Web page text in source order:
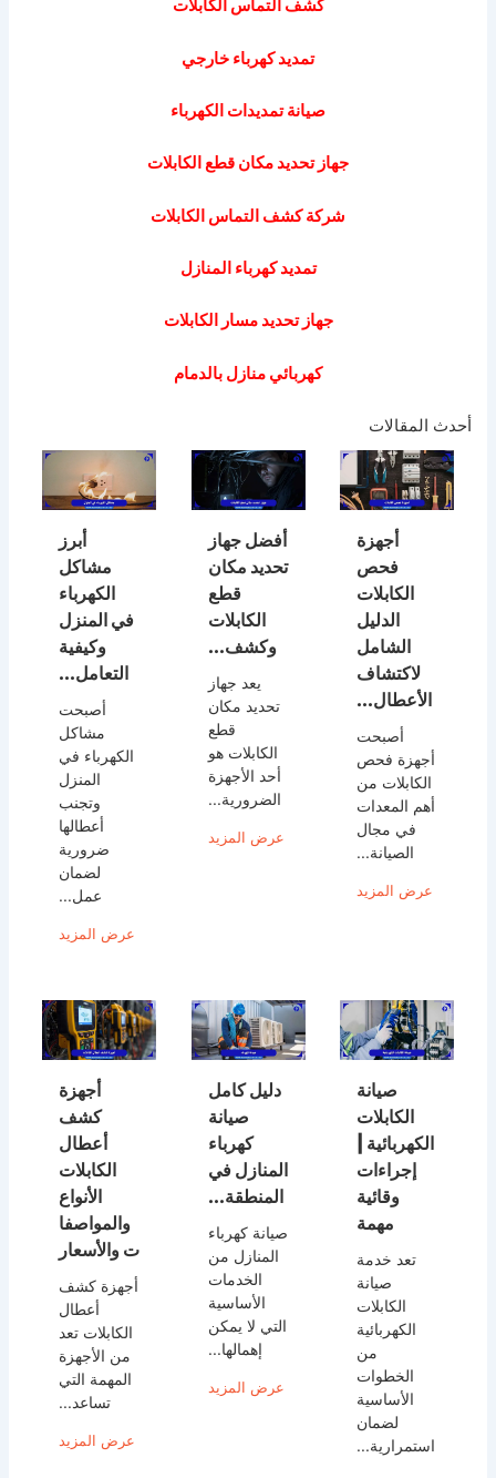
كشف التماس الكابلات
تمديد كهرباء خارجي
صيانة تمديدات الكهرباء
جهاز تحديد مكان قطع الكابلات
شركة كشف التماس الكابلات
تمديد كهرباء المنازل
جهاز تحديد مسار الكابلات
كهربائي منازل بالدمام
أحدث المقالات
أجهزة
فحص
الكابلات
الدليل
الشامل
لاكتشاف
الأعطال...
أصبحت
أجهزة فحص
الكابلات من
أهم المعدات
في مجال
الصيانة...
عرض المزيد
أفضل جهاز
تحديد مكان
قطع
الكابلات
وكشف...
يعد جهاز
تحديد مكان
قطع
الكابلات هو
أحد الأجهزة
الضرورية...
عرض المزيد
أبرز
مشاكل
الكهرباء
في المنزل
وكيفية
التعامل...
أصبحت
مشاكل
الكهرباء في
المنزل
وتجنب
أعطالها
ضرورية
لضمان
عمل...
عرض المزيد
صيانة
الكابلات
الكهربائية |
إجراءات
وقائية
مهمة
تعد خدمة
صيانة
الكابلات
الكهربائية
من
الخطوات
الأساسية
لضمان
استمرارية...
دليل كامل
صيانة
كهرباء
المنازل في
المنطقة...
صيانة كهرباء
المنازل من
الخدمات
الأساسية
التي لا يمكن
إهمالها...
عرض المزيد
أجهزة
كشف
أعطال
الكابلات
الأنواع
والمواصفا
ت والأسعار
أجهزة كشف
أعطال
الكابلات تعد
من الأجهزة
المهمة التي
تساعد...
عرض المزيد